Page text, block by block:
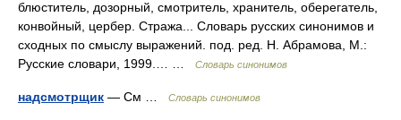
блюститель, дозорный, смотритель, хранитель, оберегатель,
конвойный, цербер. Стража... Словарь русских синонимов и
сходных по смыслу выражений. под. ред. Н. Абрамова, М.:
Русские словари, 1999.… …
Словарь синонимов
надсмотрщик — См … Словарь синонимов